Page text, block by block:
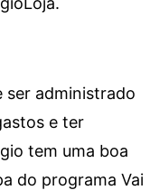
ser administrado
e ter
tem uma boa
do programa Vai